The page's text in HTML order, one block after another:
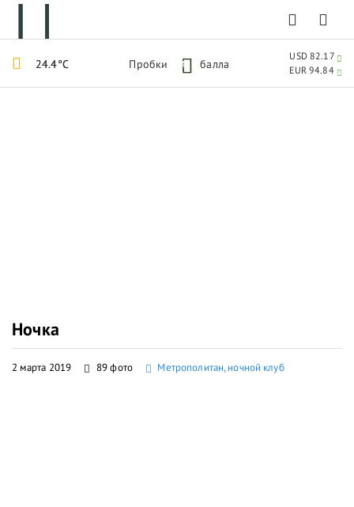
Ночка
2 марта 2019 89 фото Метрополитан, ночной клуб
24.4°C Пробки 4 балла
USD 82.17
EUR 94.84